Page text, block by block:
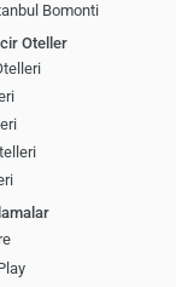
Bomonti
Oteller